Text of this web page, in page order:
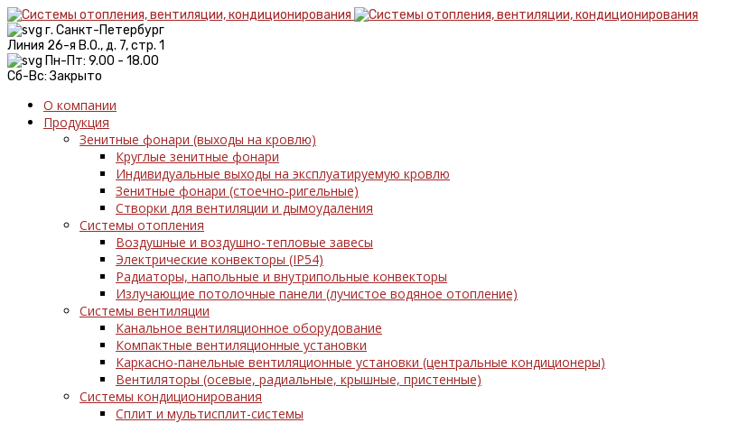
г. Санкт-Петербург
Линия 26-я В.О., д. 7, стр. 1
Пн-Пт: 9.00 - 18.00
Сб-Вс: Закрыто
О компании
Продукция
Зенитные фонари (выходы на кровлю)
Круглые зенитные фонари
Индивидуальные выходы на эксплуатируемую кровлю
Зенитные фонари (стоечно-ригельные)
Створки для вентиляции и дымоудаления
Системы отопления
Воздушные и воздушно-тепловые завесы
Электрические конвекторы (IP54)
Радиаторы, напольные и внутрипольные конвекторы
Излучающие потолочные панели (лучистое водяное отопление)
Системы вентиляции
Канальное вентиляционное оборудование
Компактные вентиляционные установки
Каркасно-панельные вентиляционные установки (центральные кондиционеры)
Вентиляторы (осевые, радиальные, крышные, пристенные)
Системы кондиционирования
Сплит и мультисплит-системы